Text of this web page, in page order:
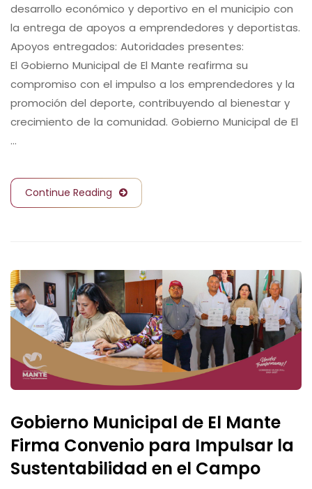
desarrollo económico y deportivo en el municipio con
la entrega de apoyos a emprendedores y deportistas.
Apoyos entregados: Autoridades presentes:
El Gobierno Municipal de El Mante reafirma su
compromiso con el impulso a los emprendedores y la
promoción del deporte, contribuyendo al bienestar y
crecimiento de la comunidad. Gobierno Municipal de El
…
Continue Reading
Gobierno Municipal de El Mante
Firma Convenio para Impulsar la
Sustentabilidad en el Campo